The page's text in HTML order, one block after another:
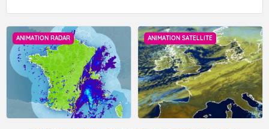
ANIMATION RADAR ANIMATION SATELLITE